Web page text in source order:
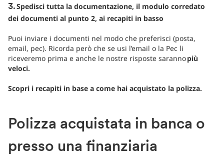
3.Spedisci tutta la documentazione, il modulo corredato
dei documenti al punto 2, ai recapiti in basso
Puoi inviare i documenti nel modo che preferisci (posta,
email, pec). Ricorda però che se usi l’email o la Pec li
riceveremo prima e anche le nostre risposte sarannopiù
veloci.
Scopri i recapiti in base a come hai acquistato la polizza.
Polizza acquistata in banca o
presso una finanziaria